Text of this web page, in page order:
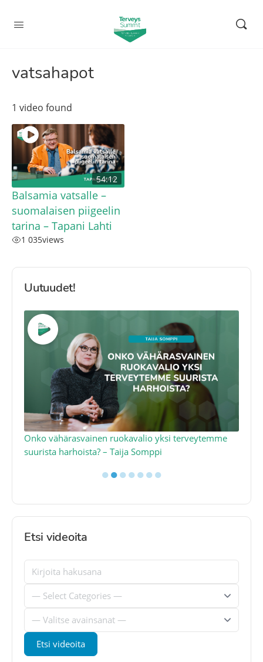
vatsahapot
1 video found
54:12
Balsamia vatsalle –
suomalaisen piigeelin
tarina – Tapani Lahti
1 035views
Uutuudet!
Onko vähärasvainen ruokavalio yksi terveytemme
suurista harhoista? – Taija Somppi
●●●●●●●
Etsi videoita